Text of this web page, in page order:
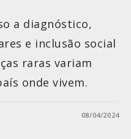
a diagnóstico,
e inclusão social
raras variam
onde vivem.
08/04/2024